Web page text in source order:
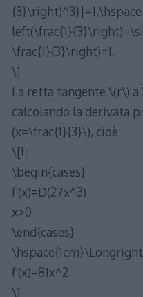
\frac{1}{3}\right)=1.
\]
La retta tangente \(r\)
calcolando la derivata
(x=\frac{1}{3}\), cioè
\[f:
\begin{cases}
f'(x)=D(27x^3)
x>0
\end{cases}
f'(x)=81x^2
\]